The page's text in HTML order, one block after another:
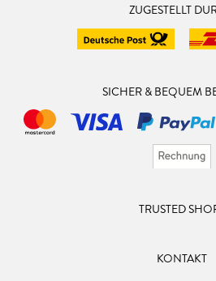
ZUGESTELLT
SICHER & BEQUEM
TRUSTED
KONTAKT